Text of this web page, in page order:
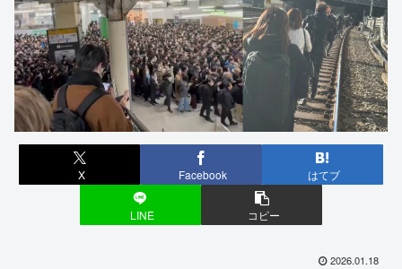
X Facebook はてブ
LINE コピー
2026.01.18